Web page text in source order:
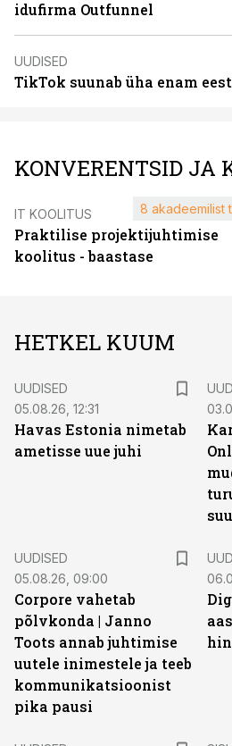
idufirma Outfunnel
UUDISED
TikTok suunab üha enam
KONVERENTSID JA
IT KOOLITUS
Praktilise projektijuhtimise
koolitus - baastase
8 akadeemilist
HETKEL KUUM
UUDISED
05.08.26, 12:31
Havas Estonia nimetab
ametisse uue juhi
UUDISED
05.08.26, 09:00
Corpore vahetab
põlvkonda | Janno
Toots annab juhtimise
uutele inimestele ja teeb
kommunikatsioonist
pika pausi